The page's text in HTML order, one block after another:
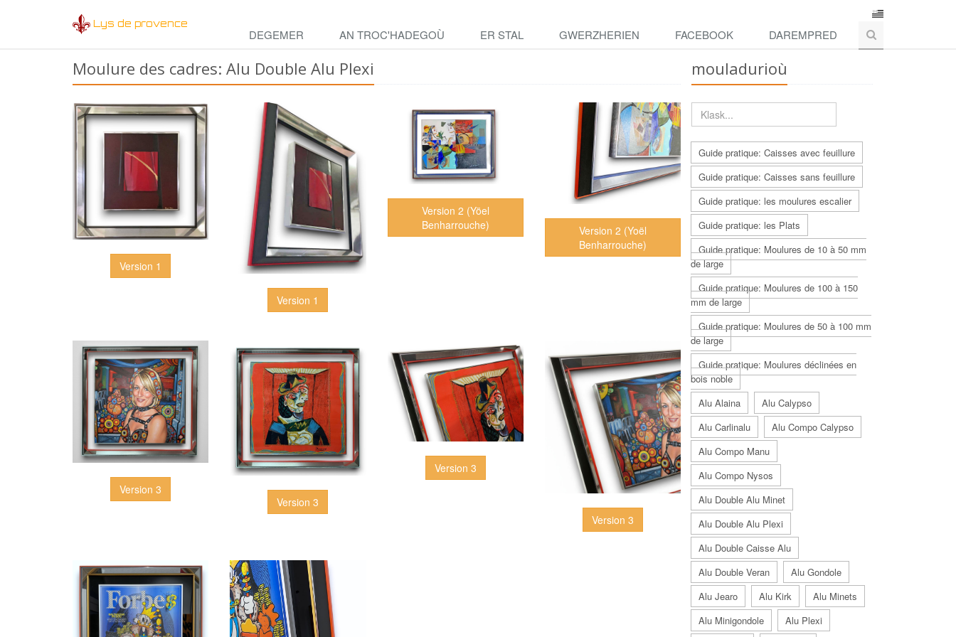
Lys de provence
DEGEMER AN TROC'HADEGOÙ ER STAL GWERZHERIEN FACEBOOK DAREMPRED
Moulure des cadres: Alu Double Alu Plexi
Version 1
Version 1
Version 2 (Yöel
Benharrouche)
Version 2 (Yoël
Benharrouche)
Version 3
Version 3
Version 3
Version 3
mouladurioù
Guide pratique: Caisses avec feuillure
Guide pratique: Caisses sans feuillure
Guide pratique: les moulures escalier
Guide pratique: les Plats
Guide pratique: Moulures de 10 à 50 mm
de large
Guide pratique: Moulures de 100 à 150
mm de large
Guide pratique: Moulures de 50 à 100 mm
de large
Guide pratique: Moulures déclinées en
bois noble
Alu Alaina
Alu Calypso
Alu Carlinalu
Alu Compo Calypso
Alu Compo Manu
Alu Compo Nysos
Alu Double Alu Minet
Alu Double Alu Plexi
Alu Double Caisse Alu
Alu Double Veran
Alu Gondole
Alu Jearo
Alu Kirk
Alu Minets
Alu Minigondole
Alu Plexi